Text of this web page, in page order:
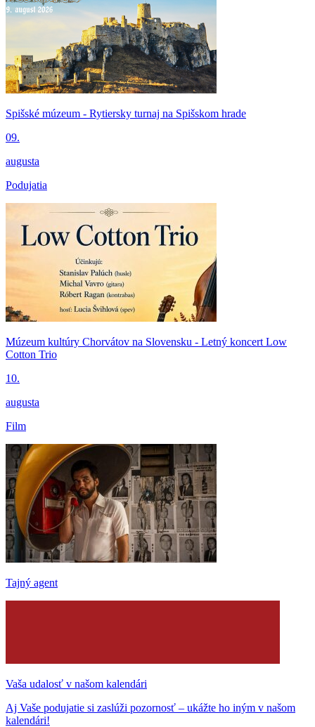
Spišské múzeum - Rytiersky turnaj na Spišskom hrade
09.
augusta
Podujatia
Múzeum kultúry Chorvátov na Slovensku - Letný koncert Low
Cotton Trio
10.
augusta
Film
Tajný agent
Vaša udalosť v našom kalendári
Aj Vaše podujatie si zaslúži pozornosť – ukážte ho iným v našom
kalendári!